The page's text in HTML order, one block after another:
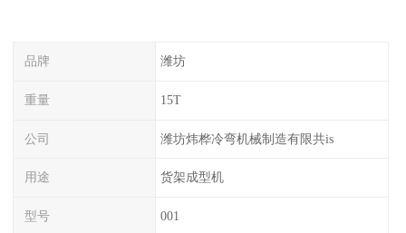
品牌 潍坊
重量 15T
公司 潍坊炜桦冷弯机械制造有限共is
用途 货架成型机
型号 001